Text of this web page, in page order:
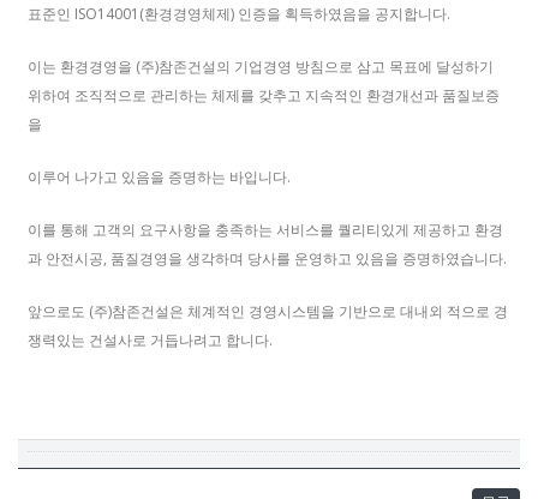
표준인 ISO14001(환경경영체제) 인증을 획득하였음을 공지합니다.
이는 환경경영을 (주)참존건설의 기업경영 방침으로 삼고 목표에 달성하기
위하여 조직적으로 관리하는 체제를 갖추고 지속적인 환경개선과 품질보증
을
이루어 나가고 있음을 증명하는 바입니다.
이를 통해 고객의 요구사항을 충족하는 서비스를 퀄리티있게 제공하고 환경
과 안전시공, 품질경영을 생각하며 당사를 운영하고 있음을 증명하였습니다.
앞으로도 (주)참존건설은 체계적인 경영시스템을 기반으로 대내외 적으로 경
쟁력있는 건설사로 거듭나려고 합니다.